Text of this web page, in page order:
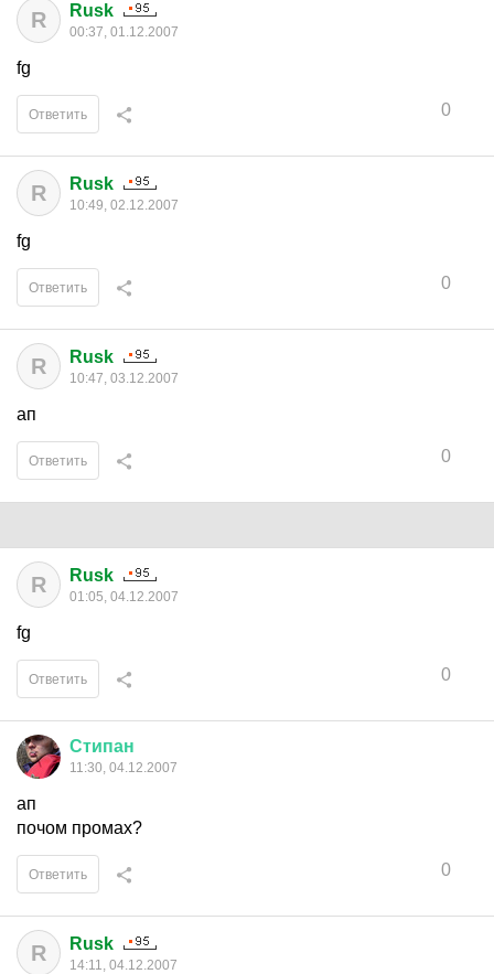
R Rusk
00:37, 01.12.2007
fg
0
Ответить
R Rusk
10:49, 02.12.2007
fg
0
Ответить
R Rusk
10:47, 03.12.2007
ап
0
Ответить
R Rusk
01:05, 04.12.2007
fg
0
Ответить
Стипан
11:30, 04.12.2007
ап
почом промах?
0
Ответить
R Rusk
14:11, 04.12.2007